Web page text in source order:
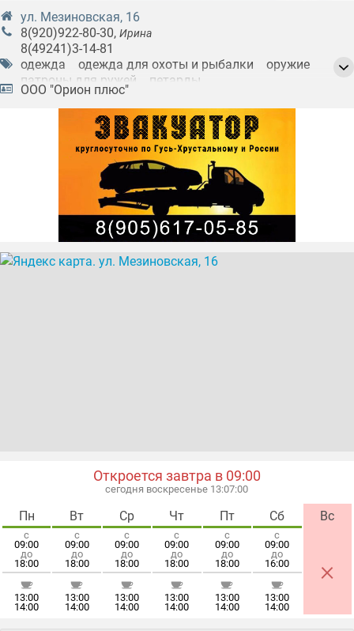
ул. Мезиновская, 16
8(920)922-80-30, Ирина
8(49241)3-14-81
одежда
одежда для охоты и рыбалки
оружие
патроны для ружей
петарды
походные инструменты
салюты
сейфы для хранения оружия
средства индивидуальной защиты
товары для охоты
товары для туризма
ООО "Орион плюс"
Откроется завтра в 09:00
сегодня воскресенье 13:07:01
Пн
с
09:00
до
18:00
13:00
14:00
Вт
с
09:00
до
18:00
13:00
14:00
Ср
с
09:00
до
18:00
13:00
14:00
Чт
с
09:00
до
18:00
13:00
14:00
Пт
с
09:00
до
18:00
13:00
14:00
Сб
с
09:00
до
16:00
13:00
14:00
Вс
×